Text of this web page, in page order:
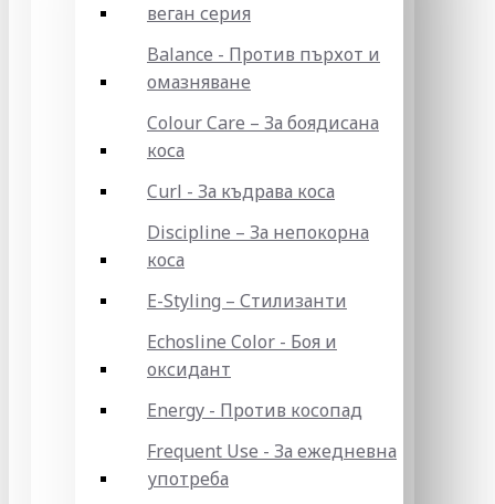
веган серия
Balance - Против пърхот и
омазняване
Colour Care – За боядисана
коса
Curl - За къдрава коса
Discipline – За непокорна
коса
E-Styling – Стилизанти
Echosline Color - Боя и
оксидант
Energy - Против косопад
Frequent Use - За ежедневна
употреба